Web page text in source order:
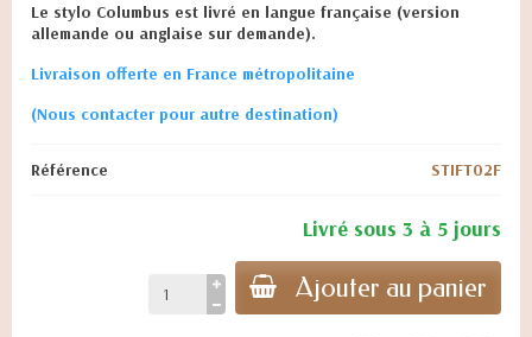
Le stylo Columbus est livré en langue française (version
allemande ou anglaise sur demande).
Livraison offerte en France métropolitaine
(Nous contacter pour autre destination)
Référence STIFT02F
Livré sous 3 à 5 jours
Ajouter au panier